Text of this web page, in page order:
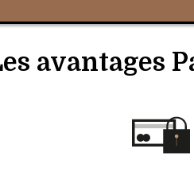
avantages